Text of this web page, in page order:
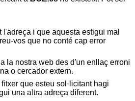
l'adreça i que aquesta estigui mal
vos que no conté cap error
la nostra web des d'un enllaç erroni
o cercador extern.
que esteu sol·licitant hagi
una altra adreça diferent.